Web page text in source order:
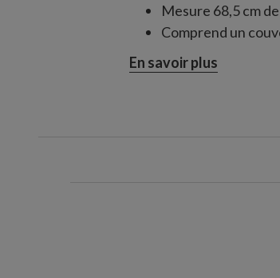
Mesure 68,5 cm
Comprend un
En savoir plus